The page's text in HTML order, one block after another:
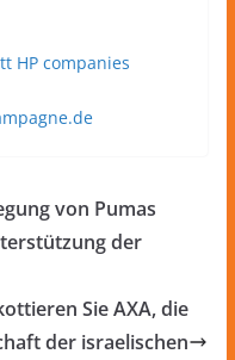
HP companies
von Pumas
der
Sie AXA, die
der israelischen